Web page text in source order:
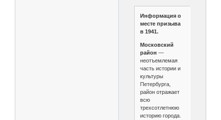
Информация о
месте призыва
в 1941.
Московский
район —
неотъемлемая
часть истории и
культуры
Петербурга,
район отражает
всю
трехсотлетнюю
историю города.